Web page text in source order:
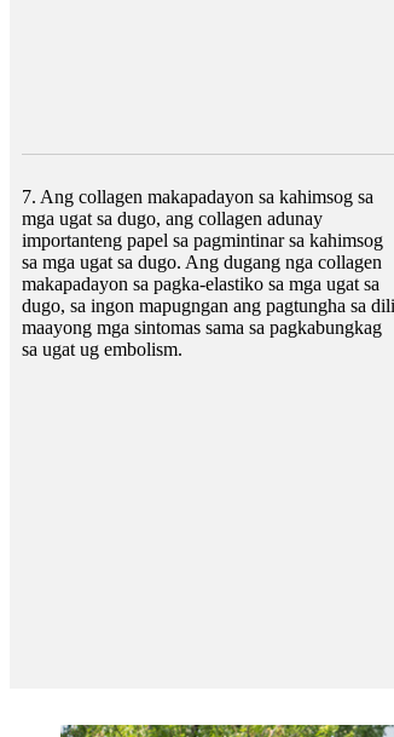
7. Ang collagen makapadayon sa kahimsog sa
mga ugat sa dugo, ang collagen adunay
importanteng papel sa pagmintinar sa kahimsog
sa mga ugat sa dugo. Ang dugang nga collagen
makapadayon sa pagka-elastiko sa mga ugat sa
dugo, sa ingon mapugngan ang pagtungha sa dili
maayong mga sintomas sama sa pagkabungkag
sa ugat ug embolism.